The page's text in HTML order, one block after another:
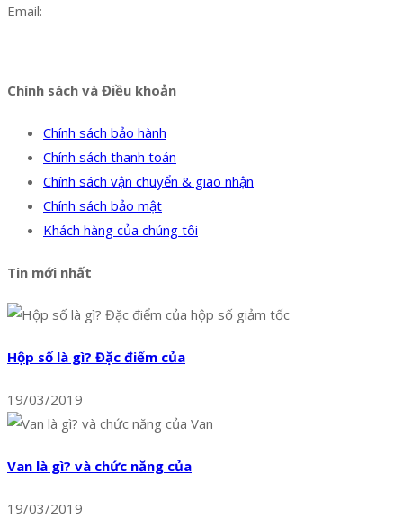
Email:
Chính sách và Điều khoản
Chính sách bảo hành
Chính sách thanh toán
Chính sách vận chuyển & giao nhận
Chính sách bảo mật
Khách hàng của chúng tôi
Tin mới nhất
Hộp số là gì? Đặc điểm của
19/03/2019
Van là gì? và chức năng của
19/03/2019